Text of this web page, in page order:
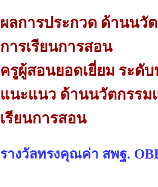
ผลการประกวด ด้านนวั
การเรียนการสอน
ครูผู้สอนยอดเยี่ยม ระดั
แนะแนว ด้านนวัตกรรม
เรียนการสอน
รางวัลทรงคุณค่า สพฐ.